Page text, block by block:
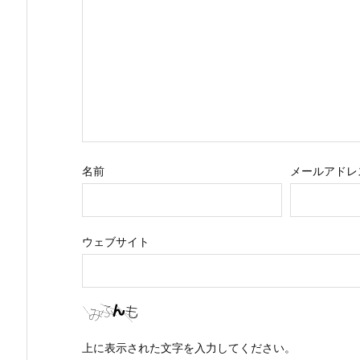
名前 メールアドレ
ウェブサイト
上に表示された文字を入力してください。